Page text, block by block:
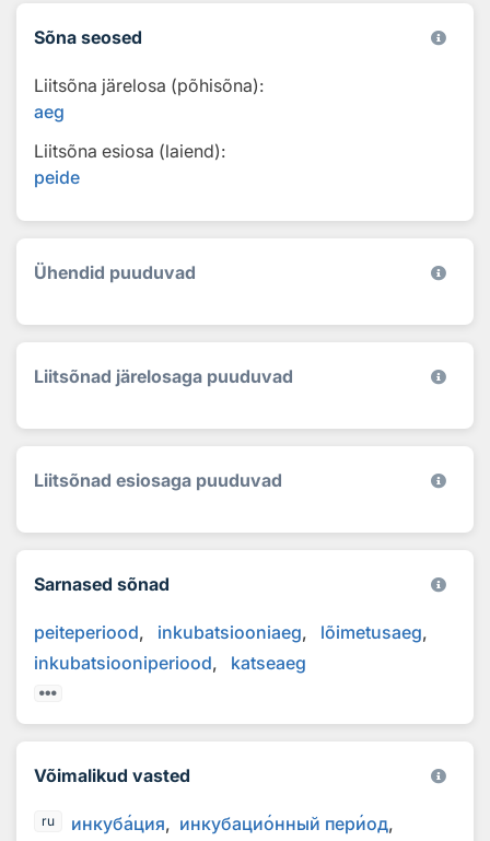
Sõna seosed
Liitsõna järelosa (põhisõna):
aeg
Liitsõna esiosa (laiend):
peide
Ühendid puuduvad
Liitsõnad järelosaga puuduvad
Liitsõnad esiosaga puuduvad
Sarnased sõnad
peiteperiood inkubatsiooniaeg
lõimetusaeg
inkubatsiooniperiood
katseaeg
Võimalikud vasted
ru инкубация инкубационный период